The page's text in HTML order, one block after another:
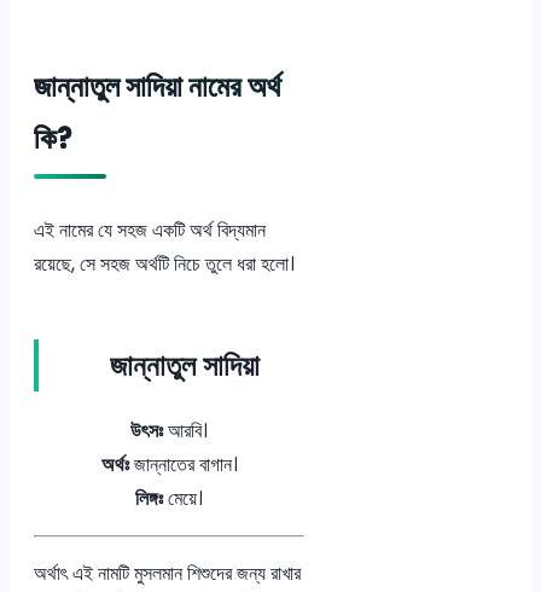
জান্নাতুল সাদিয়া নামের অর্থ
কি?
এই নামের যে সহজ একটি অর্থ বিদ্যমান
রয়েছে, সে সহজ অর্থটি নিচে তুলে ধরা হলো।
জান্নাতুল সাদিয়া
উৎসঃআরবি।
অর্থঃজান্নাতের বাগান।
লিঙ্গঃমেয়ে।
অর্থাৎ এই নামটি মুসলমান শিশুদের জন্য রাখার